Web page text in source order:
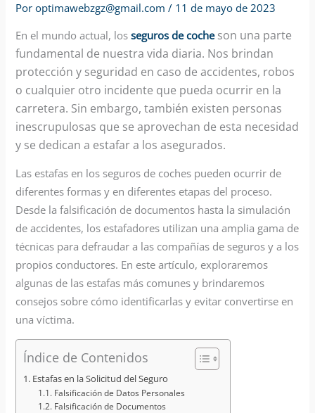
Poroptimawebzgz@gmail.com/ 11 de mayo de 2023
En el mundo actual, losseguros de coche son una parte
fundamental de nuestra vida diaria. Nos brindan
protección y seguridad en caso de accidentes, robos
o cualquier otro incidente que pueda ocurrir en la
carretera. Sin embargo, también existen personas
inescrupulosas que se aprovechan de esta necesidad
y se dedican a estafar a los asegurados.
Las estafas en los seguros de coches pueden ocurrir de
diferentes formas y en diferentes etapas del proceso.
Desde la falsificación de documentos hasta la simulación
de accidentes, los estafadores utilizan una amplia gama de
técnicas para defraudar a las compañías de seguros y a los
propios conductores. En este artículo, exploraremos
algunas de las estafas más comunes y brindaremos
consejos sobre cómo identificarlas y evitar convertirse en
una víctima.
Índice de Contenidos
Estafas en la Solicitud del Seguro
Falsificación de Datos Personales
Falsificación de Documentos